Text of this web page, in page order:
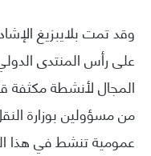
وقد تمت بلايبزيغ
على رأس المنتدى
المجال لأنشطة مكثفة
من مسؤولين بوزارة
عمومية تنشط في هذا